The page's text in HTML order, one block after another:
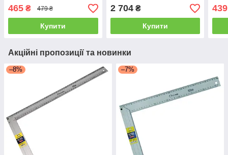
465 ₴ 479 ₴
Купити
сталь, 230х1.5х22.23 мм
2 704₴
Купити
439
Акційні пропозиції та новинки
–8% –7%